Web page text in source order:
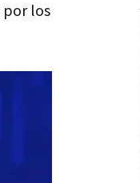
por los